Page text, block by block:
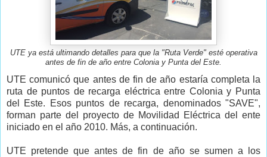
UTE ya está ultimando detalles para que la "Ruta Verde" esté operativa
antes de fin de año entre Colonia y Punta del Este.
UTE comunicó que antes de fin de año estaría completa la
ruta de puntos de recarga eléctrica entre Colonia y Punta
del Este. Esos puntos de recarga, denominados "SAVE",
forman parte del proyecto de Movilidad Eléctrica del ente
iniciado en el año 2010. Más, a continuación.
UTE pretende que antes de fin de año se sumen a los